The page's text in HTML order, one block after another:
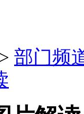
> 部门频